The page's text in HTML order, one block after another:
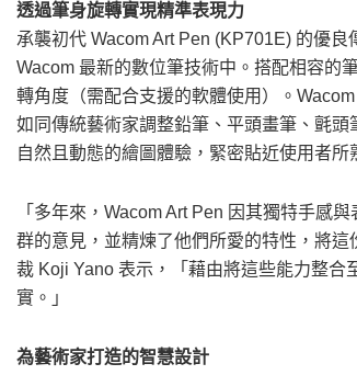
透過筆身旋轉實現精準表現力
承襲初代 Wacom Art Pen (KP701E) 的優
Wacom 最新的數位筆技術中。搭配相容的
轉角度（需配合支援的軟體使用）。
如同傳統藝術家調整鉛筆、平頭畫筆、氈
自然且動態的繪圖體驗，緊密貼近使用者所
「多年來，Wacom Art Pen 因其獨特手感
群的意見，並精煉了他們所愛的特性，將
裁 Koji Yano 表示，「藉由將這些能力整
實。」
為藝術家打造的智慧設計